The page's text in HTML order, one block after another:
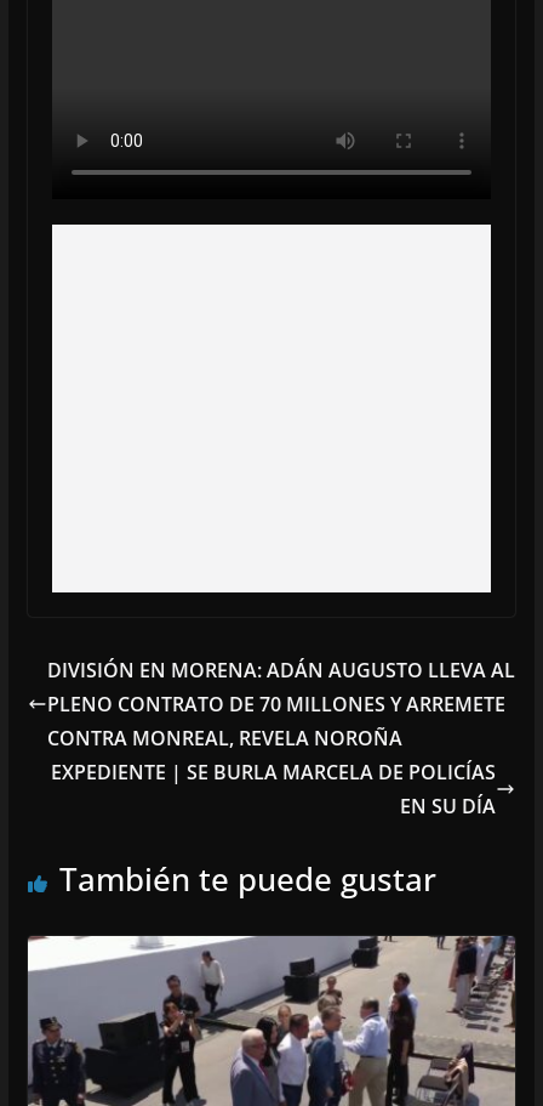
DIVISIÓN EN MORENA: ADÁN AUGUSTO LLEVA AL
PLENO CONTRATO DE 70 MILLONES Y ARREMETE
CONTRA MONREAL, REVELA NOROÑA
EXPEDIENTE | SE BURLA MARCELA DE POLICÍAS
EN SU DÍA
También te puede gustar